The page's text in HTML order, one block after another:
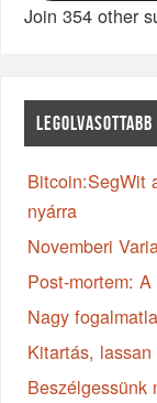
Join 354 other
Bitcoin:SegWit
nyárra
Novemberi
Post-mortem:
Nagy
Kitartás,
Beszélgessünk